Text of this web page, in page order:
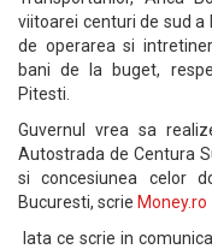
viitoarei centuri de sud a
de operarea si
bani de la buget,
Pitesti.
Guvernul vrea sa
Autostrada de Centura
si concesiunea celor
Bucuresti, scrie Money.ro
Iata ce scrie in